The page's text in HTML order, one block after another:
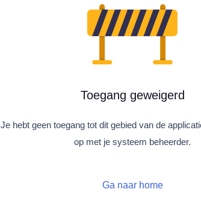
Toegang geweigerd
Je hebt geen toegang tot dit gebied van de
op met je systeem beheerder.
Ga naar home